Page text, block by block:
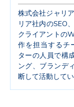
株式会社ジャリ
リア社内のSEO
クライアントの
作を担当するチ
ターの人員で構
ング、ブランデ
断して活動して